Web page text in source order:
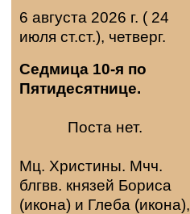
6 августа 2026 г. ( 24
июля ст.ст.), четверг.
Седмица 10-я по
Пятидесятнице.
Поста нет.
Мц. Христины. Мчч.
блгвв. князей Бориса
(икона) и Глеба (икона),